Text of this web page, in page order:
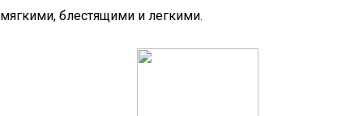
мягкими, блестящими и легкими.